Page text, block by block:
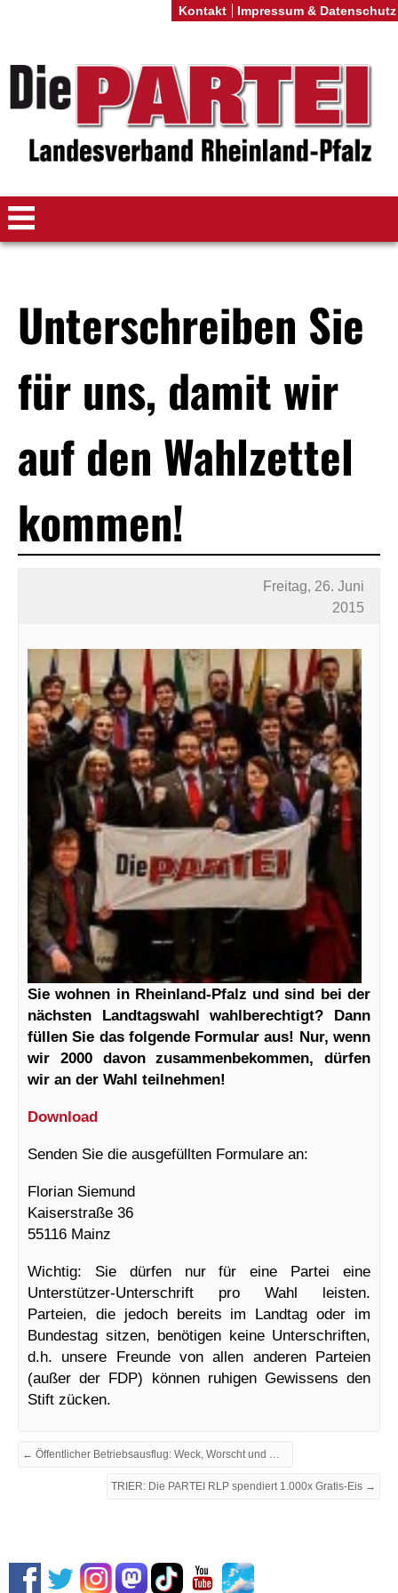
Unterschreiben Sie
für uns, damit wir
auf den Wahlzettel
kommen!
Freitag, 26. Juni
2015
Sie wohnen in Rheinland-Pfalz und sind bei der
nächsten Landtagswahl wahlberechtigt? Dann
füllen Sie das folgende Formular aus! Nur, wenn
wir 2000 davon zusammenbekommen, dürfen
wir an der Wahl teilnehmen!
Download
Senden Sie die ausgefüllten Formulare an:
Florian Siemund
Kaiserstraße 36
55116 Mainz
Wichtig: Sie dürfen nur für eine Partei eine
Unterstützer-Unterschrift pro Wahl leisten.
Parteien, die jedoch bereits im Landtag oder im
Bundestag sitzen, benötigen keine Unterschriften,
d.h. unsere Freunde von allen anderen Parteien
(außer der FDP) können ruhigen Gewissens den
Stift zücken.
TRIER: Die PARTEI RLP spendiert 1.000x Gratis-Eis →
Kontakt Impressum & Datenschutz